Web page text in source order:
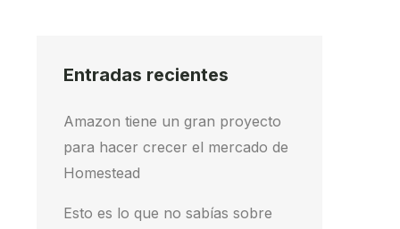
Entradas recientes
Amazon tiene un gran proyecto
para hacer crecer el mercado de
Homestead
Esto es lo que no sabías sobre